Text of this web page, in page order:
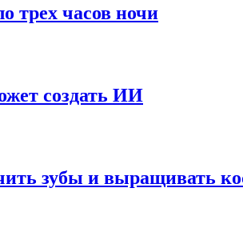
трех часов ночи
создать ИИ
зубы и выращивать